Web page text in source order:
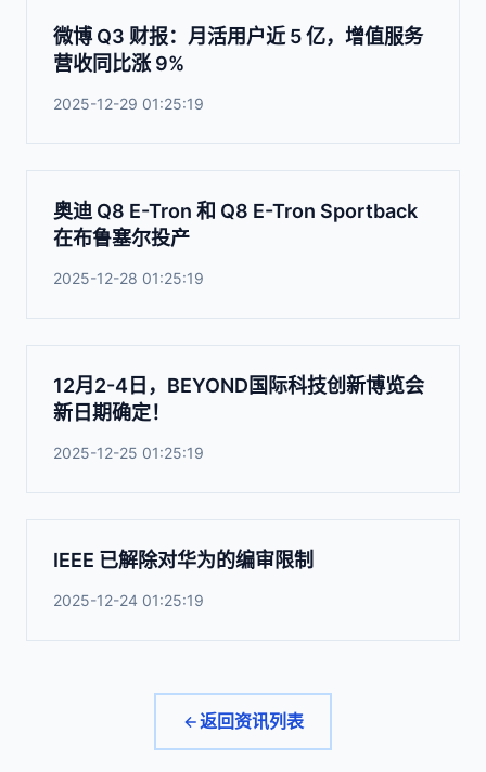
微博 Q3 财报：月活用户近 5 亿，增值服务
营收同比涨 9%
2025-12-29 01:25:19
奥迪 Q8 E-Tron 和 Q8 E-Tron Sportback
在布鲁塞尔投产
2025-12-28 01:25:19
12月2-4日，BEYOND国际科技创新博览会
新日期确定！
2025-12-25 01:25:19
IEEE 已解除对华为的编审限制
2025-12-24 01:25:19
返回资讯列表